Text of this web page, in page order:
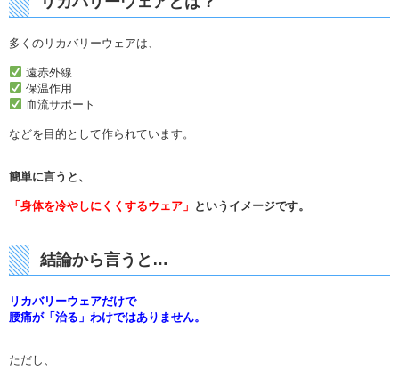
多くのリカバリーウェアは、
遠赤外線
保温作用
血流サポート
などを目的として作られています。
簡単に言うと、
「身体を冷やしにくくするウェア」 というイメージです。
結論から言うと…
リカバリーウェアだけで
腰痛が「治る」わけではありません。
ただし、